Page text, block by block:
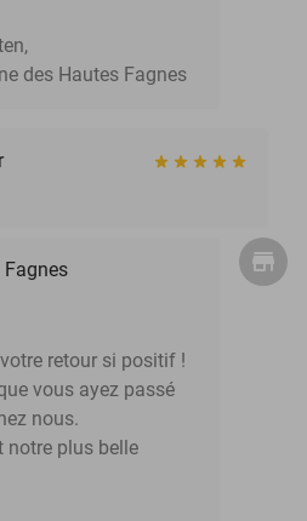
des Hautes Fagnes
retour si positif !
vous ayez passé
nous.
notre plus belle